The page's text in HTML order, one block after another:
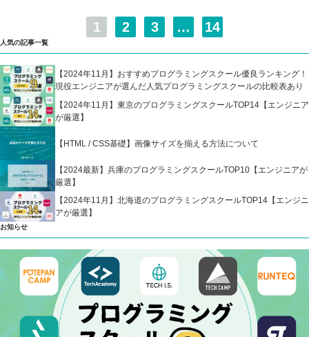
1 2 3 … 14
人気の記事一覧
【2024年11月】おすすめプログラミングスクール優良ランキング！
現役エンジニアが選んだ人気プログラミングスクールの比較表あり
【2024年11月】東京のプログラミングスクールTOP14【エンジニア
が厳選】
【HTML / CSS基礎】画像サイズを揃える方法について
【2024最新】兵庫のプログラミングスクールTOP10【エンジニアが
厳選】
【2024年11月】北海道のプログラミングスクールTOP14【エンジニ
アが厳選】
お知らせ